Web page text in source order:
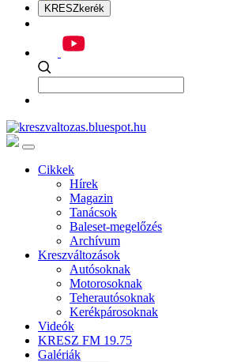
KRESZkerék
Cikkek
Hírek
Magazin
Tanácsok
Baleset-megelőzés
Archívum
Kreszváltozások
Autósoknak
Motorosoknak
Teherautósoknak
Kerékpárosoknak
Videók
KRESZ FM 19.75
Galériák